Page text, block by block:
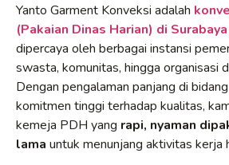
Yanto Garment Konveksi adalah
(Pakaian Dinas Harian) di Surabaya
dipercaya oleh berbagai instansi
swasta, komunitas, hingga organisasi
Dengan pengalaman panjang di
komitmen tinggi terhadap kualitas,
kemeja PDH yang rapi, nyaman
lama untuk menunjang aktivitas kerja